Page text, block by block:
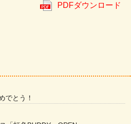
PDFダウンロード
でとう！